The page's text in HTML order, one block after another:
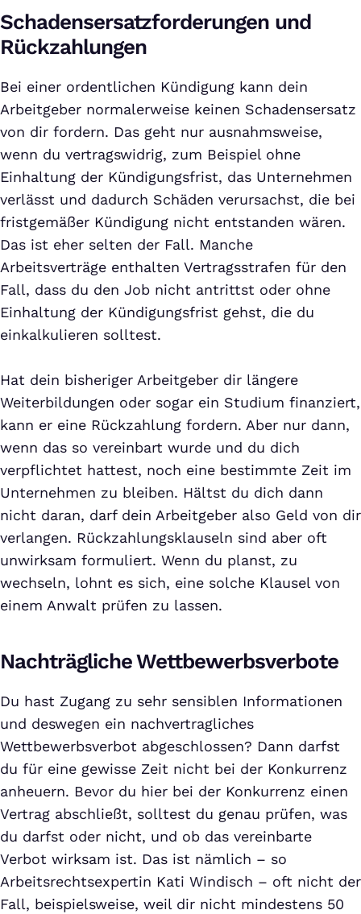
Schadensersatzforderungen und
Rückzahlungen
Bei einer ordentlichen Kündigung kann dein
Arbeitgeber normalerweise keinen Schadensersatz
von dir fordern. Das geht nur ausnahmsweise,
wenn du vertragswidrig, zum Beispiel ohne
Einhaltung der Kündigungsfrist, das Unternehmen
verlässt und dadurch Schäden verursachst, die bei
fristgemäßer Kündigung nicht entstanden wären.
Das ist eher selten der Fall. Manche
Arbeitsverträge enthalten Vertragsstrafen für den
Fall, dass du den Job nicht antrittst oder ohne
Einhaltung der Kündigungsfrist gehst, die du
einkalkulieren solltest.
Hat dein bisheriger Arbeitgeber dir längere
Weiterbildungen oder sogar ein Studium finanziert,
kann er eine Rückzahlung fordern. Aber nur dann,
wenn das so vereinbart wurde und du dich
verpflichtet hattest, noch eine bestimmte Zeit im
Unternehmen zu bleiben. Hältst du dich dann
nicht daran, darf dein Arbeitgeber also Geld von dir
verlangen. Rückzahlungsklauseln sind aber oft
unwirksam formuliert. Wenn du planst, zu
wechseln, lohnt es sich, eine solche Klausel von
einem Anwalt prüfen zu lassen.
Nachträgliche Wettbewerbsverbote
Du hast Zugang zu sehr sensiblen Informationen
und deswegen ein nachvertragliches
Wettbewerbsverbot abgeschlossen? Dann darfst
du für eine gewisse Zeit nicht bei der Konkurrenz
anheuern. Bevor du hier bei der Konkurrenz einen
Vertrag abschließt, solltest du genau prüfen, was
du darfst oder nicht, und ob das vereinbarte
Verbot wirksam ist. Das ist nämlich – so
Arbeitsrechtsexpertin Kati Windisch – oft nicht der
Fall, beispielsweise, weil dir nicht mindestens 50